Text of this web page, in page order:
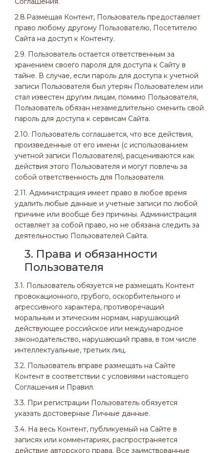
2.8.Размещая Контент, Пользователь предоставляет
право любому другому Пользователю, Посетителю
Сайта на доступ к Контенту.
2.9. Пользователь остается ответственным за
хранением своего пароля для доступа к Сайту в
тайне. В случае, если пароль для доступа к учетной
записи Пользователя был утерян Пользователем или
стал известен другим лицам, помимо Пользователя,
Пользователь обязан незамедлительно сменить свой
пароль для доступа к сервисам Сайта.
2.10. Пользователь соглашается, что все действия,
произведенные от его имени (с использованием
учетной записи Пользователя), расцениваются как
действия этого Пользователя и могут повлечь за
собой ответственность для Пользователя.
2.11. Администрация имеет право в любое время
удалить любые данные и учетные записи по любой
причине или вообще без причины. Администрация
оставляет за собой право, но не обязана следить за
деятельностью Пользователей Сайта.
3. Права и обязанности
Пользователя
3.1. Пользователь обязуется не размещать Контент
провокационного, грубого, оскорбительного и
агрессивного характера, противоречащий
моральным и этическим нормам, нарушающий
действующее российское или международное
законодательство, нарушающий права, в том числе
интеллектуальные, третьих лиц.
3.2. Пользователь вправе размещать на Сайте
Контент в соответствии с условиями настоящего
Соглашения и Правил.
3.3. При регистрации Пользователь обязуется
указать достоверные Личные данные.
3.4. На весь Контент, публикуемый на Сайте в
записях или комментариях, распространяется
действие авторского права. Все заимствованные